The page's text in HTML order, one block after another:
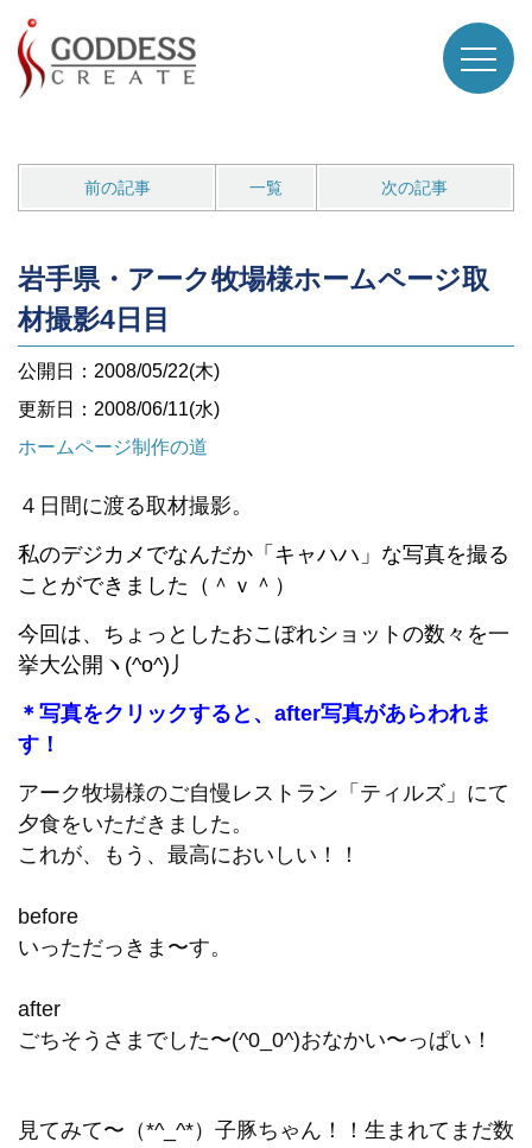
前の記事 一覧 次の記事
岩手県・アーク牧場様ホームページ取
材撮影4日目
公開日：2008/05/22(木)
更新日：2008/06/11(水)
ホームページ制作の道
４日間に渡る取材撮影。
私のデジカメでなんだか「キャハハ」な写真を撮る
ことができました（＾ｖ＾）
今回は、ちょっとしたおこぼれショットの数々を一
挙大公開ヽ(^o^)丿
＊写真をクリックすると、after写真があらわれま
す！
アーク牧場様のご自慢レストラン「ティルズ」にて
夕食をいただきました。
これが、もう、最高においしい！！
before
いっただっきま〜す。
after
ごちそうさまでした〜(^0_0^)おなかい〜っぱい！
見てみて〜（*^_^*）子豚ちゃん！！生まれてまだ数